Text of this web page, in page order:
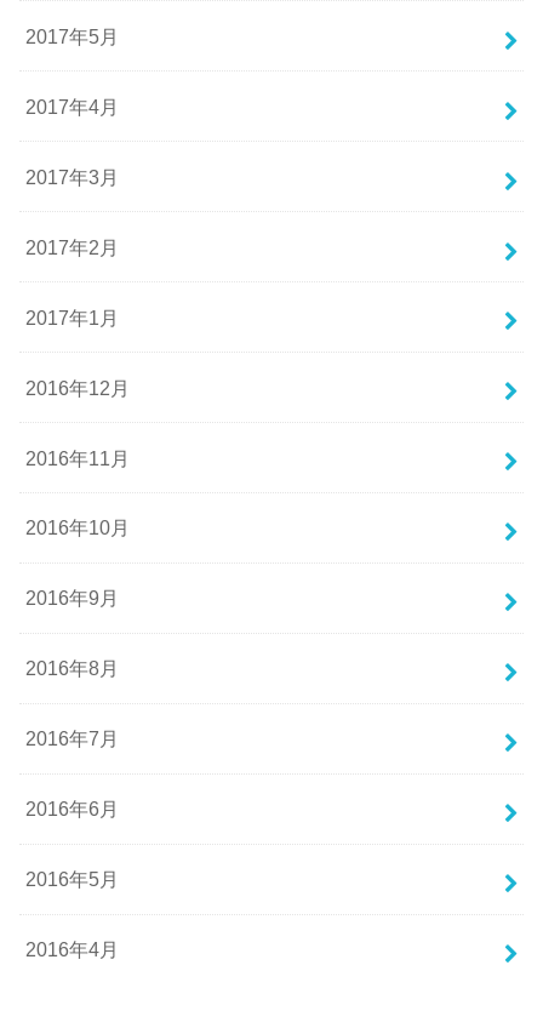
2017年5月
2017年4月
2017年3月
2017年2月
2017年1月
2016年12月
2016年11月
2016年10月
2016年9月
2016年8月
2016年7月
2016年6月
2016年5月
2016年4月